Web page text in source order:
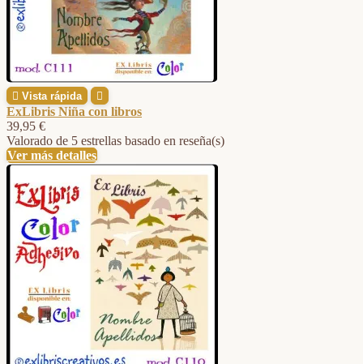
 Vista rápida 
ExLibris Niña con libros
39,95 €
Valorado de 5 estrellas basado en reseña(s)
Ver más detalles